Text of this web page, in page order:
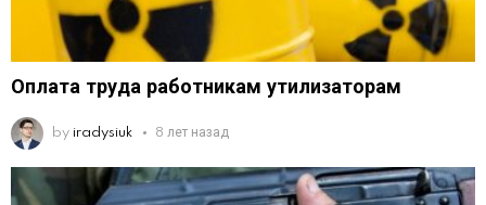
Оплата труда работникам утилизаторам
by iradysiuk 8 лет назад